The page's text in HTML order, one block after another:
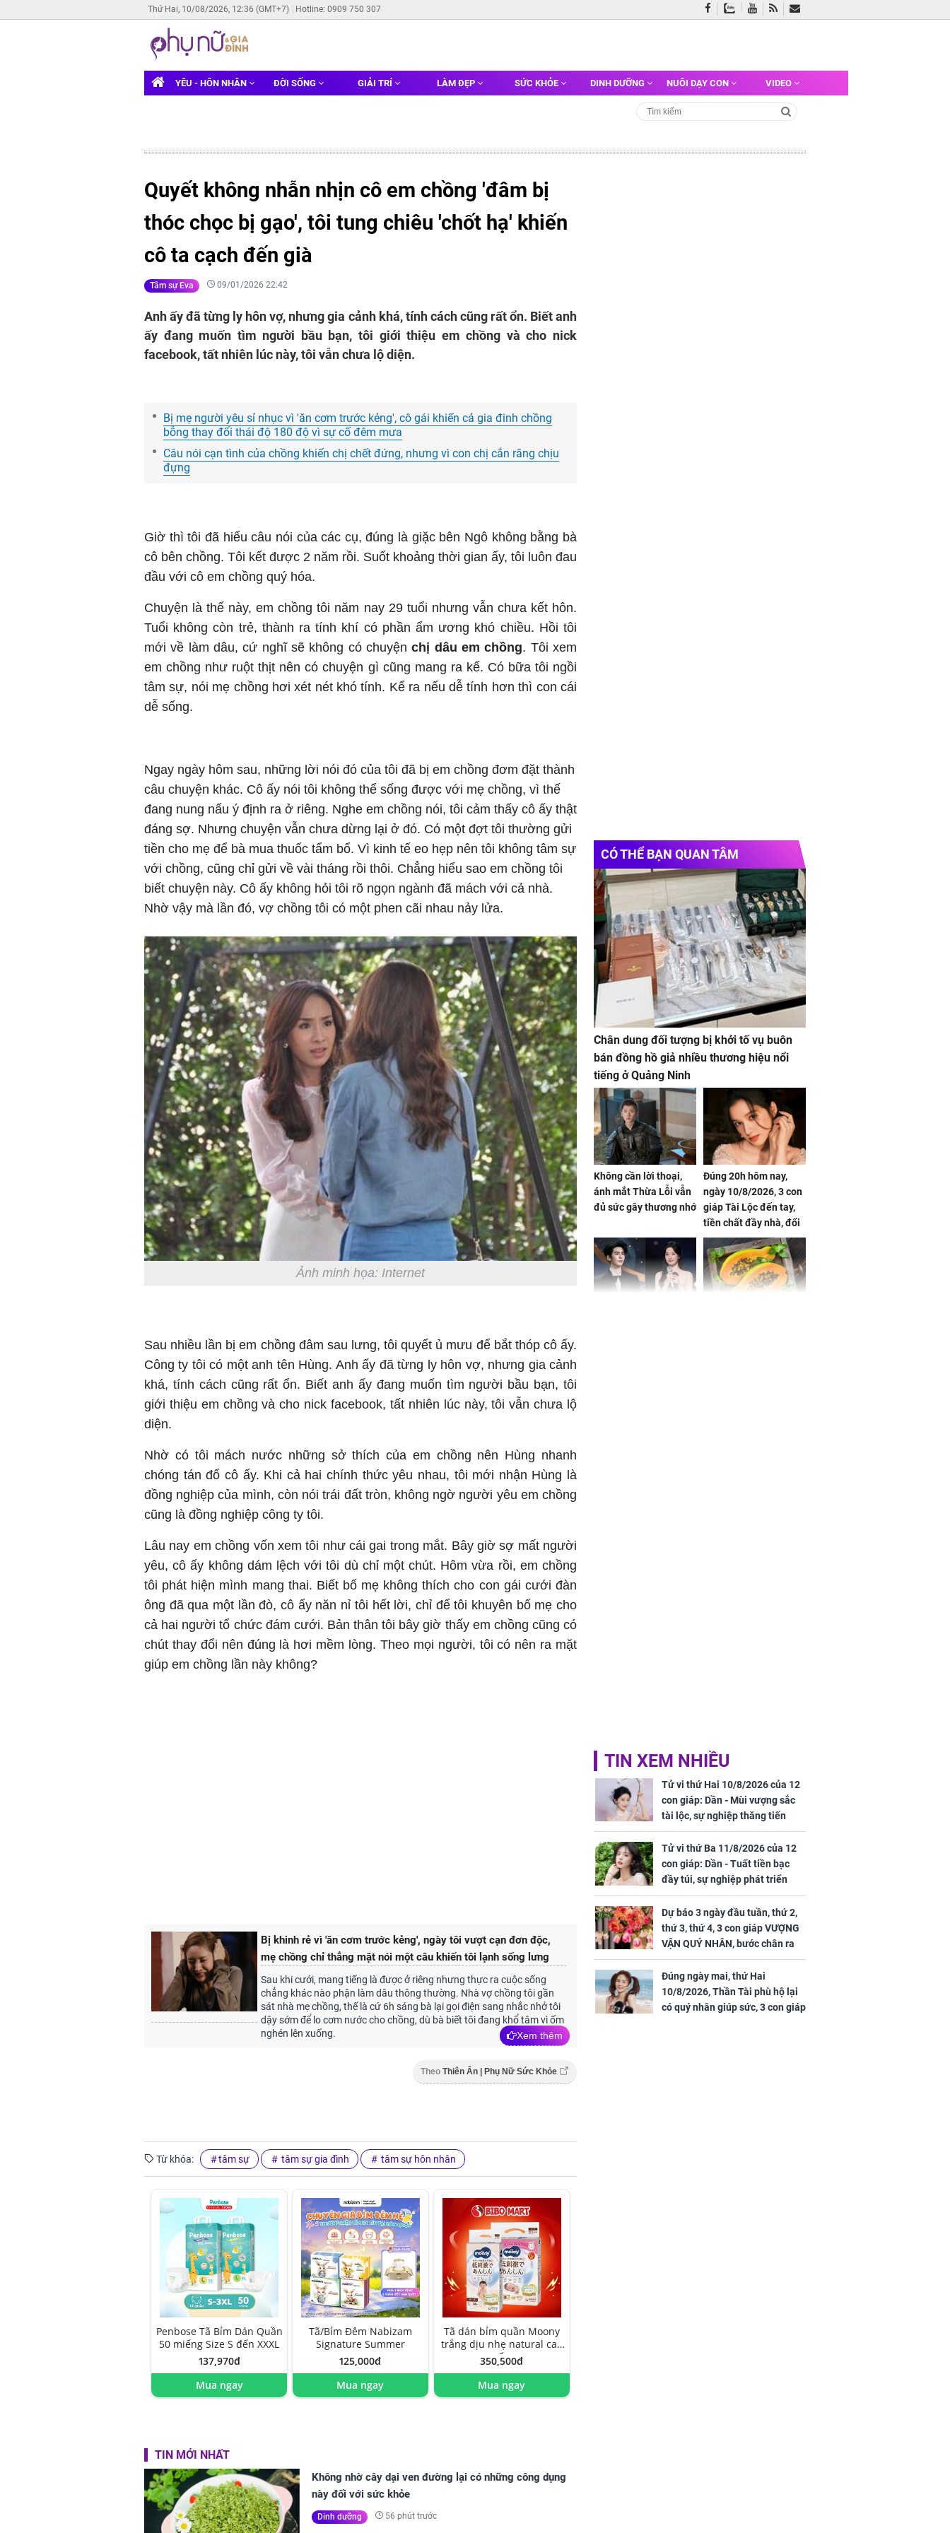
Thứ Hai, 10/08/2026, 12:36 (GMT+7) Hotline: 0909 750 307
YÊU - HÔN NHÂN ĐỜI SỐNG GIẢI TRÍ LÀM ĐẸP SỨC KHỎE DINH DƯỠNG NUÔI DẠY CON VIDEO
Quyết không nhẫn nhịn cô em chồng 'đâm bị
thóc chọc bị gạo', tôi tung chiêu 'chốt hạ' khiến
cô ta cạch đến già
Tâm sự Eva 09/01/2026 22:42
Anh ấy đã từng ly hôn vợ, nhưng gia cảnh khá, tính cách cũng rất ổn. Biết anh
ấy đang muốn tìm người bầu bạn, tôi giới thiệu em chồng và cho nick
facebook, tất nhiên lúc này, tôi vẫn chưa lộ diện.
Bị mẹ người yêu sỉ nhục vì 'ăn cơm trước kẻng', cô gái khiến cả gia đinh chồng
bỗng thay đổi thái độ 180 độ vì sự cố đêm mưa
Câu nói cạn tình của chồng khiến chị chết đứng, nhưng vì con chị cắn răng chịu
đựng
Giờ thì tôi đã hiểu câu nói của các cụ, đúng là giặc bên Ngô không bằng bà
cô bên chồng. Tôi kết được 2 năm rồi. Suốt khoảng thời gian ấy, tôi luôn đau
đầu với cô em chồng quý hóa.
Chuyện là thế này, em chồng tôi năm nay 29 tuổi nhưng vẫn chưa kết hôn.
Tuổi không còn trẻ, thành ra tính khí có phần ẩm ương khó chiều. Hồi tôi
mới về làm dâu, cứ nghĩ sẽ không có chuyệnchị dâu em chồng. Tôi xem
em chồng như ruột thịt nên có chuyện gì cũng mang ra kể. Có bữa tôi ngồi
tâm sự, nói mẹ chồng hơi xét nét khó tính. Kể ra nếu dễ tính hơn thì con cái
dễ sống.
Ngay ngày hôm sau, những lời nói đó của tôi đã bị em chồng đơm đặt thành
câu chuyện khác. Cô ấy nói tôi không thể sống được với mẹ chồng, vì thế
đang nung nấu ý định ra ở riêng. Nghe em chồng nói, tôi cảm thấy cô ấy thật
đáng sợ. Nhưng chuyện vẫn chưa dừng lại ở đó. Có một đợt tôi thường gửi
tiền cho mẹ để bà mua thuốc tẩm bổ. Vì kinh tế eo hẹp nên tôi không tâm sự
với chồng, cũng chỉ gửi về vài tháng rồi thôi. Chẳng hiểu sao em chồng tôi
biết chuyện này. Cô ấy không hỏi tôi rõ ngọn ngành đã mách với cả nhà.
Nhờ vậy mà lần đó, vợ chồng tôi có một phen cãi nhau nảy lửa.
Ảnh minh họa: Internet
Sau nhiều lần bị em chồng đâm sau lưng, tôi quyết ủ mưu để bắt thóp cô ấy.
Công ty tôi có một anh tên Hùng. Anh ấy đã từng ly hôn vợ, nhưng gia cảnh
khá, tính cách cũng rất ổn. Biết anh ấy đang muốn tìm người bầu bạn, tôi
giới thiệu em chồng và cho nick facebook, tất nhiên lúc này, tôi vẫn chưa lộ
diện.
Nhờ có tôi mách nước những sở thích của em chồng nên Hùng nhanh
chóng tán đổ cô ấy. Khi cả hai chính thức yêu nhau, tôi mới nhận Hùng là
đồng nghiệp của mình, còn nói trái đất tròn, không ngờ người yêu em chồng
cũng là đồng nghiệp công ty tôi.
Lâu nay em chồng vốn xem tôi như cái gai trong mắt. Bây giờ sợ mất người
yêu, cô ấy không dám lệch với tôi dù chỉ một chút. Hôm vừa rồi, em chồng
tôi phát hiện mình mang thai. Biết bố mẹ không thích cho con gái cưới đàn
ông đã qua một lần đò, cô ấy năn nỉ tôi hết lời, chỉ để tôi khuyên bố mẹ cho
cả hai người tổ chức đám cưới. Bản thân tôi bây giờ thấy em chồng cũng có
chút thay đổi nên đúng là hơi mềm lòng. Theo mọi người, tôi có nên ra mặt
giúp em chồng lần này không?
Bị khinh rẻ vì 'ăn cơm trước kẻng', ngày tôi vượt cạn đơn độc,
mẹ chồng chỉ thẳng mặt nói một câu khiến tôi lạnh sống lưng
Sau khi cưới, mang tiếng là được ở riêng nhưng thực ra cuộc sống
chẳng khác nào phận làm dâu thông thường. Nhà vợ chồng tôi gần
sát nhà mẹ chồng, thế là cứ 6h sáng bà lại gọi điện sang nhắc nhở tôi
dậy sớm để lo cơm nước cho chồng, dù bà biết tôi đang khổ tâm vì ốm
nghén lên xuống.
Xem thêm
Theo Thiên Ân | Phụ Nữ Sức Khỏe
Từ khóa: tâm sự tâm sự gia đình tâm sự hôn nhân
Penbose Tã Bỉm Dán Quần
50 miếng Size S đến XXXL
137,970đ
Mua ngay
Tã/Bỉm Đêm Nabizam
Signature Summer
125,000đ
Mua ngay
Tã dán bỉm quần Moony
trắng dịu nhẹ natural cao
cấp
350,500đ
Mua ngay
TIN MỚI NHẤT
Không nhờ cây dại ven đường lại có những công dụng
này đối với sức khỏe
Dinh dưỡng 56 phút trước
CÓ THỂ BẠN QUAN TÂM
Chân dung đối tượng bị khởi tố vụ buôn
bán đồng hồ giả nhiều thương hiệu nổi
tiếng ở Quảng Ninh
Không cần lời thoại,
ánh mắt Thừa Lỗi vẫn
đủ sức gây thương nhớ
Đúng 20h hôm nay,
ngày 10/8/2026, 3 con
giáp Tài Lộc đến tay,
tiền chất đầy nhà, đổi
đời ngoạn mục, vượng
phát Phú Quý
TIN XEM NHIỀU
Tử vi thứ Hai 10/8/2026 của 12
con giáp: Dần - Mùi vượng sắc
tài lộc, sự nghiệp thăng tiến
vượt bậc, Mão - Tỵ công việc
trắc trở, tiền bạc thiếu trước hụt
sau
Tử vi thứ Ba 11/8/2026 của 12
con giáp: Dần - Tuất tiền bạc
đầy túi, sự nghiệp phát triển
hưng thịnh, Mão - Thân tài lộc
ảm đạm, mọi sự khó thành công
mỹ mãn
Dự báo 3 ngày đầu tuần, thứ 2,
thứ 3, thứ 4, 3 con giáp VƯỢNG
VẬN QUÝ NHÂN, bước chân ra
đường có tiền, bước chân về
nhà ngập vàng, sung sướng như
Tiên
Đúng ngày mai, thứ Hai
10/8/2026, Thần Tài phù hộ lại
có quý nhân giúp sức, 3 con giáp